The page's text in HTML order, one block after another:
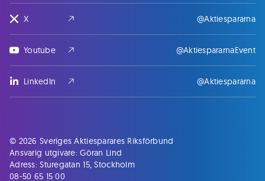
X @Aktiespararna
Youtube @AktiespararnaEvent
LinkedIn @Aktiespararna
© 2026 Sveriges Aktiesparares Riksförbund
Ansvarig utgivare: Göran Lind
Adress: Sturegatan 15, Stockholm
08-50 65 15 00